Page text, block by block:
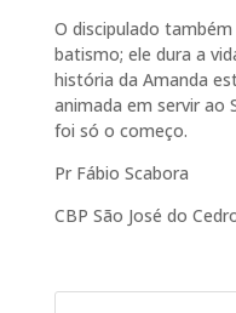
O discipulado
batismo; ele dura a
história da Amanda
animada em servir ao
foi só o começo.
Pr Fábio Scabora
CBP São José do